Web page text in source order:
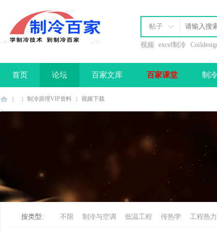
帖子
视频 excel制冷
首页 论坛 百家文库 百家课堂 制
办理会员制冷原理VIP资料 视频下载
按类型: 不限 制冷与空调 低温工程 传热学 工程热